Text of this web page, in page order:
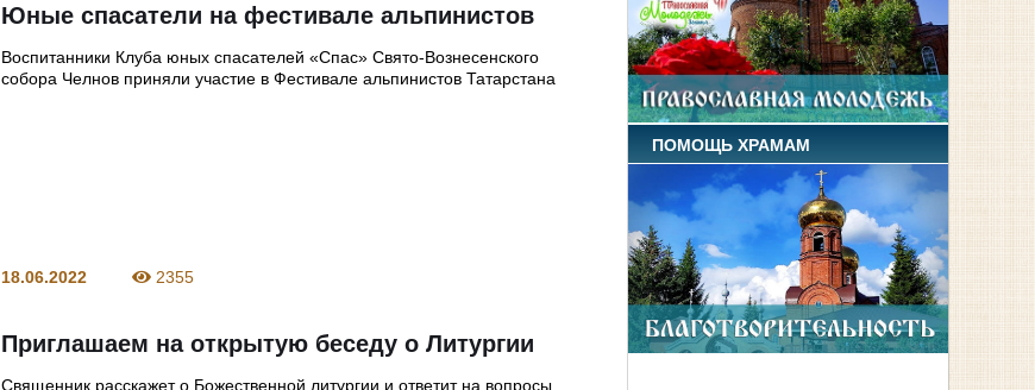
Юные спасатели на фестивале альпинистов
Воспитанники Клуба юных спасателей «Спас» Свято-Вознесенского
собора Челнов приняли участие в Фестивале альпинистов Татарстана
18.06.2022 2355
Приглашаем на открытую беседу о Литургии
Священник расскажет о Божественной литургии и ответит на вопросы
ПОМОЩЬ ХРАМАМ